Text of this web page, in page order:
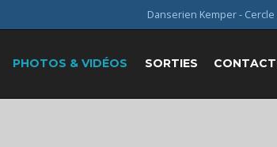
Danserien Kemper -
PHOTOS & VIDÉOS SORTIES